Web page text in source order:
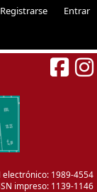
Registrarse Entrar
electrónico: 1989-4554
impreso: 1139-1146